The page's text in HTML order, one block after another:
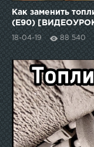
Как заменить
(E90) [ВИДЕОУРОК
18-04-19 88 540